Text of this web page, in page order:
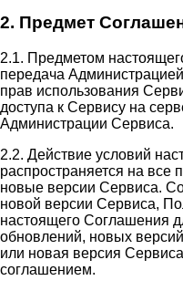
2. Предмет
2.1. Предметом
передача
прав использования
доступа к Сервису на
Администрации Сервиса.
2.2. Действие условий
распространяется на
новые версии Сервиса.
новой версии Сервиса,
настоящего Соглашения
обновлений, новых
или новая версия
соглашением.